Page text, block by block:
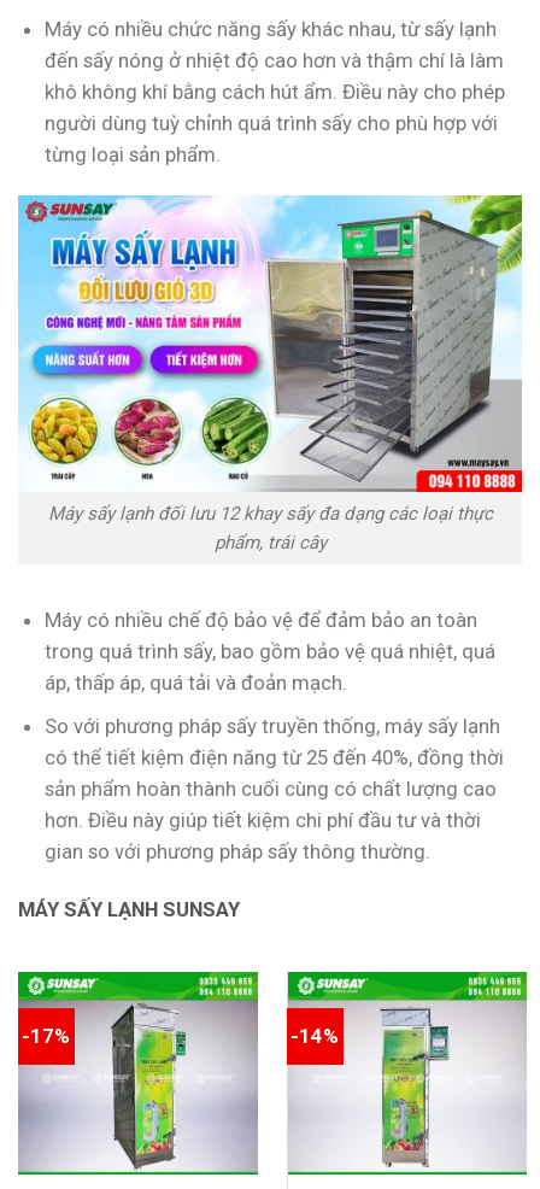
Máy có nhiều chức năng sấy khác nhau, từ sấy lạnh
đến sấy nóng ở nhiệt độ cao hơn và thậm chí là làm
khô không khí bằng cách hút ẩm. Điều này cho phép
người dùng tuỳ chỉnh quá trình sấy cho phù hợp với
từng loại sản phẩm.
Máy sấy lạnh đối lưu 12 khay sấy đa dạng các loại thực
phẩm, trái cây
Máy có nhiều chế độ bảo vệ để đảm bảo an toàn
trong quá trình sấy, bao gồm bảo vệ quá nhiệt, quá
áp, thấp áp, quá tải và đoản mạch.
So với phương pháp sấy truyền thống, máy sấy lạnh
có thể tiết kiệm điện năng từ 25 đến 40%, đồng thời
sản phẩm hoàn thành cuối cùng có chất lượng cao
hơn. Điều này giúp tiết kiệm chi phí đầu tư và thời
gian so với phương pháp sấy thông thường.
MÁY SẤY LẠNH SUNSAY
-17% -14%